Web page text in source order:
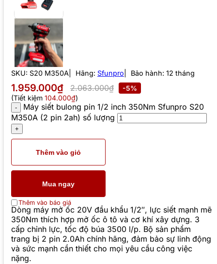
SKU: S20 M350A Hãng: Sfunpro Bảo hành: 12 tháng
1.959.000₫ 2.063.000₫
-5%
(Tiết kiệm 104.000₫)
Máy siết bulong pin 1/2 inch 350Nm Sfunpro S20
M350A (2 pin 2ah) số lượng
Thêm vào giỏ
Mua ngay
Thêm vào báo giá
Dòng máy mở ốc 20V đầu khẩu 1/2″, lực siết mạnh mẽ
350Nm thích hợp mở ốc ô tô và cơ khí xây dựng. 3
cấp chỉnh lực, tốc độ búa 3500 l/p. Bộ sản phẩm
trang bị 2 pin 2.0Ah chính hãng, đảm bảo sự linh động
và sức mạnh cần thiết cho mọi yêu cầu công việc
nặng.